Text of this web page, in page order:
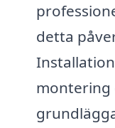
detta
montering